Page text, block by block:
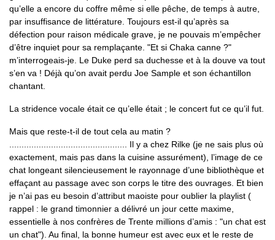
qu’elle a encore du coffre même si elle pêche, de temps à autre,
par insuffisance de littérature. Toujours est-il qu’après sa
défection pour raison médicale grave, je ne pouvais m’empêcher
d’être inquiet pour sa remplaçante. "Et si Chaka canne ?"
m’interrogeais-je. Le Duke perd sa duchesse et à la douve va tout
s’en va ! Déjà qu’on avait perdu Joe Sample et son échantillon
chantant.
La stridence vocale était ce qu’elle était ; le concert fut ce qu’il fut.
Mais que reste-t-il de tout cela au matin ?
................................................ Il y a chez Rilke (je ne sais plus où
exactement, mais pas dans la cuisine assurément), l’image de ce
chat longeant silencieusement le rayonnage d’une bibliothèque et
effaçant au passage avec son corps le titre des ouvrages. Et bien
je n’ai pas eu besoin d’attribut maoiste pour oublier la playlist (
rappel : le grand timonnier a délivré un jour cette maxime,
essentielle à nos confrères de Trente millions d’amis : "un chat est
un chat"). Au final, la bonne humeur est avec eux et le reste de